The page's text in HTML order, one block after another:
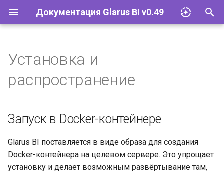
Документация Glarus BI v0.49
ц
а
л
и
Импорт файлов Excel
Визуализации
Дашборды
Модели
Установка и эксплуатация
Базы данных
Учётные записи и группы
Разрешения
Документация API
Установка и
распространение
Запуск в Docker-контейнере
Glarus BI поставляется в виде образа для создания
Docker-контейнера на целевом сервере. Это упрощает
установку и делает возможным развёртывание там,